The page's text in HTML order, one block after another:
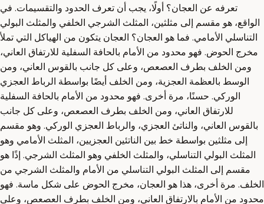
تعرفه عن العجان؟ أولًا، يجب أن تعرف الحدود والتقسيمات. في
الواقع، هو مقسم إلى مثلثين، المثلث الشرجي الخلفي والمثلث البولي
التناسلي الأمامي. فما هو العجان؟ العجان يتكون من الهياكل التي تملأ
مخرج الحوض. فهو محدود من الأمام بالحافة السفلية للارتفاق العاني،
ومن الخلف بطرف العصعص، وعلى كل جانب بالقوس العاني، ومن
الوسط بالعظمة العجزية، ومن الخلف أيضًا بواسطة الرباط العجزي
الوركي. حسنًا، مرة أخرى. فهو محدود من الأمام بالحافة السفلية
للارتفاق العاني، ومن الخلف بطرف العصعص، وعلى كل جانب
بالقوس العاني، والناتئ العجزي، والرباط العجزي الوركي. وهو مقسم
إلى مثلثين بواسطة خط بين الناتئين العجزيين، المثلث الأمامي وهو
المثلث البولي التناسلي، والمثلث الخلفي وهو المثلث الشرجي. إذًا هو
مقسم إلى المثلث البولي التناسلي من الأمام والمثلث الشرجي من
الخلف. مرة أخرى، هذا هو العجان، مخرج الحوض على شكل ماسة. فهو
محدود من الأمام بالارتفاق العاني، ومن الخلف بطرف العصعص، وعلى